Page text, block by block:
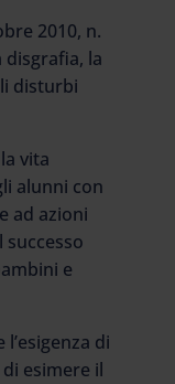
2010, n.
disgrafia, la
disturbi
vita
alunni con
ad azioni
e
di
esimere il